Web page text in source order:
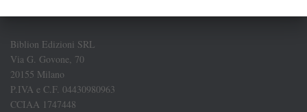
Biblion Edizioni SRL
Via G. Govone, 70
20155 Milano
P.IVA e C.F. 04430980963
CCIAA 1747448